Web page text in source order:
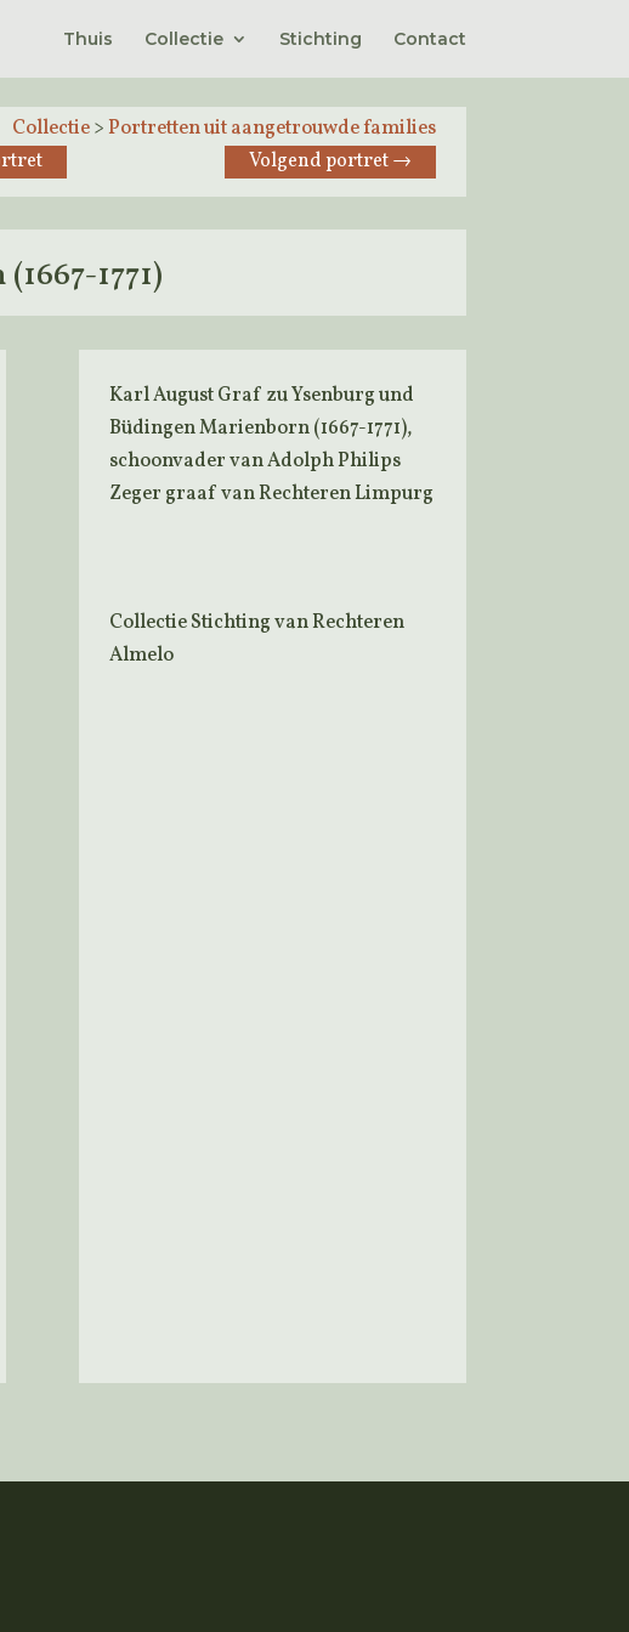
Thuis Collectie Stichting Contact
Collectie>Portretten uit aangetrouwde families
Volgend portret→
1771)
Karl August Graf zu Ysenburg und
Büdingen Marienborn (1667-1771),
schoonvader van Adolph Philips
Zeger graaf van Rechteren Limpurg
Collectie Stichting van Rechteren
Almelo